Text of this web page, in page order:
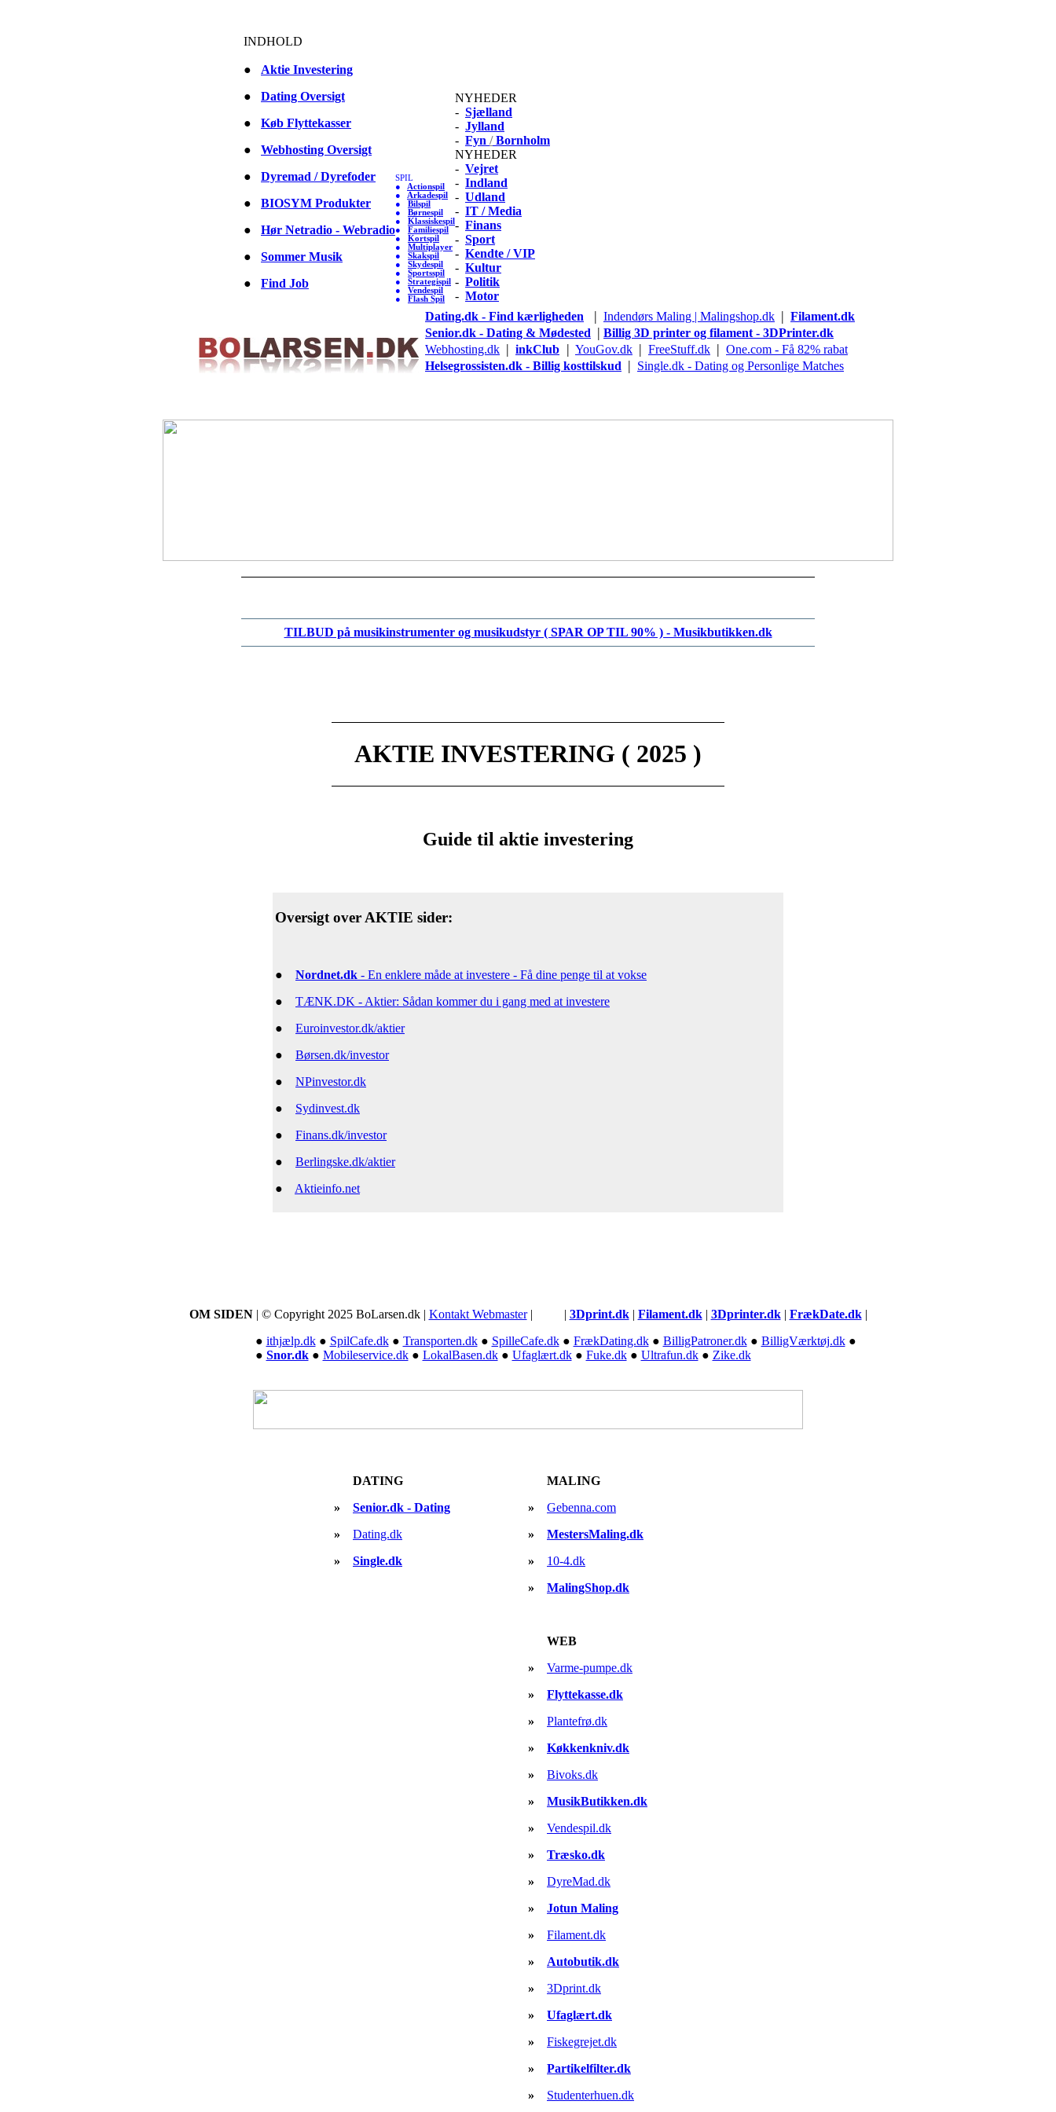
INDHOLD
● Aktie Investering
● Dating Oversigt
● Køb Flyttekasser
● Webhosting Oversigt
● Dyremad / Dyrefoder
● BIOSYM Produkter
● Hør Netradio - Webradio
● Sommer Musik
● Find Job
SPIL
● Actionspil
● Arkadespil
● Bilspil
● Børnespil
● Klassiskespil
● Familiespil
● Kortspil
● Multiplayer
● Skakspil
● Skydespil
● Sportsspil
● Strategispil
● Vendespil
● Flash Spil
NYHEDER
- Sjælland
- Jylland
- Fyn /Bornholm
NYHEDER
- Vejret
- Indland
- Udland
- IT / Media
- Finans
- Sport
- Kendte / VIP
- Kultur
- Politik
- Motor
Dating.dk - Find kærligheden
| Indendørs Maling | Malingshop.dk | Filament.dk
Senior.dk - Dating & Mødested | Billig 3D printer og filament - 3DPrinter.dk
Webhosting.dk | inkClub | YouGov.dk | FreeStuff.dk | One.com - Få 82% rabat
Helsegrossisten.dk - Billig kosttilskud | Single.dk - Dating og Personlige Matches
TILBUD på musikinstrumenter og musikudstyr ( SPAR OP TIL 90% ) - Musikbutikken.dk
AKTIE INVESTERING ( 2025 )
Guide til aktie investering
Oversigt over AKTIE sider:
● Nordnet.dk - En enklere måde at investere - Få dine penge til at vokse
● TÆNK.DK - Aktier: Sådan kommer du i gang med at investere
● Euroinvestor.dk/aktier
● Børsen.dk/investor
● NPinvestor.dk
● Sydinvest.dk
● Finans.dk/investor
● Berlingske.dk/aktier
● Aktieinfo.net
OM SIDEN| © Copyright 2025 BoLarsen.dk | Kontakt Webmaster| | 3Dprint.dk| Filament.dk| 3Dprinter.dk| FrækDate.dk|
● ithjælp.dk● SpilCafe.dk● Transporten.dk● SpilleCafe.dk● FrækDating.dk● BilligPatroner.dk● BilligVærktøj.dk●
● Snor.dk● Mobileservice.dk● LokalBasen.dk● Ufaglært.dk● Fuke.dk● Ultrafun.dk● Zike.dk
DATING
»
Senior.dk - Dating
»
Dating.dk
»
Single.dk
MALING
»
Gebenna.com
»
MestersMaling.dk
»
10-4.dk
»
MalingShop.dk
WEB
»
Varme-pumpe.dk
»
Flyttekasse.dk
»
Plantefrø.dk
»
Køkkenkniv.dk
»
Bivoks.dk
»
MusikButikken.dk
»
Vendespil.dk
»
Træsko.dk
»
DyreMad.dk
»
Jotun Maling
»
Filament.dk
»
Autobutik.dk
»
3Dprint.dk
»
Ufaglært.dk
»
Fiskegrejet.dk
»
Partikelfilter.dk
»
Studenterhuen.dk